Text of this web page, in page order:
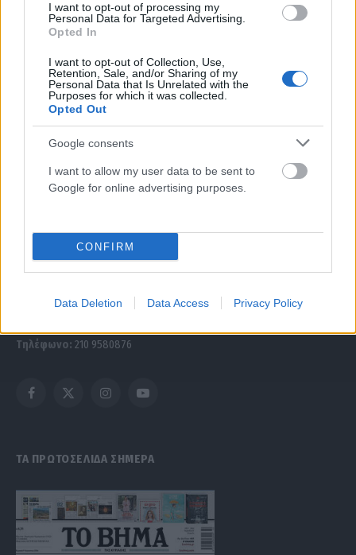
I want to opt-out of processing my
Personal Data for Targeted Advertising.
Opted In
I want to opt-out of Collection, Use,
Retention, Sale, and/or Sharing of my
Personal Data that Is Unrelated with the
Purposes for which it was collected.
Opted Out
Google consents
I want to allow my user data to be sent to
Google for online advertising purposes.
CONFIRM
Data Deletion Data Access Privacy Policy
επέκταση η ιστοσελίδα που κατέχει αυτή “www.paraskhnio.gr”
συμμορφώνονται με τη Σύσταση (ΕΕ) 2018/334 της Επιτροπής της 1ης
Μοναδικός αριθμός Μ.Η.Τ. 262047
Τηλέφωνο: 210 9580876
Facebook
X
InstagramYouTube
ΤΑ ΠΡΩΤΟΣΕΛΙΔΑ ΣΗΜΕΡΑ